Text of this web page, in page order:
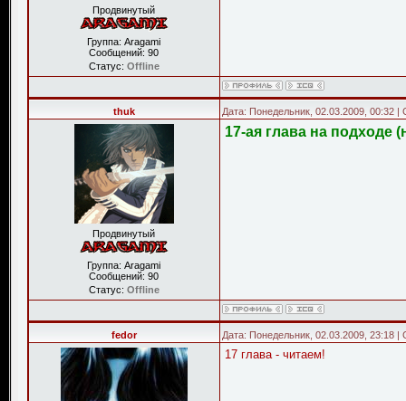
Продвинутый
Группа: Aragami
Сообщений:90
Статус: Offline
thuk Дата: Понедельник, 02.03.2009, 00:32
Продвинутый
Группа: Aragami
Сообщений:90
Статус: Offline
17-ая глава на подходе
fedor Дата: Понедельник, 02.03.2009, 23:18
17 глава - читаем!